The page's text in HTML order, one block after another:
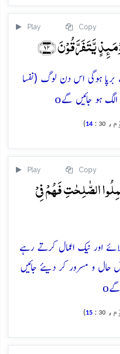
Play Copy
یَّتَفَرَّقُوۡنَ ﴿۱۴﴾
برپا ہوگی اس دن لوگ (نفسا
ہو جائیں گےo
30
:
14
)
Play Copy
الصّٰلِحٰتِ فَہُمۡ فِیۡ
اور نیک اعمال کرتے رہے
حال و مسرور کر دیئے جائیں
گےo
30
:
15
)